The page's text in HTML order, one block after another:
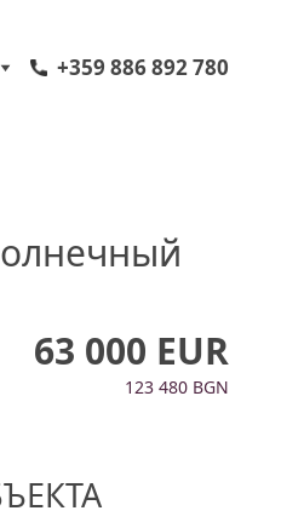
+359 886 892 780
63 000 EUR
123 480 BGN